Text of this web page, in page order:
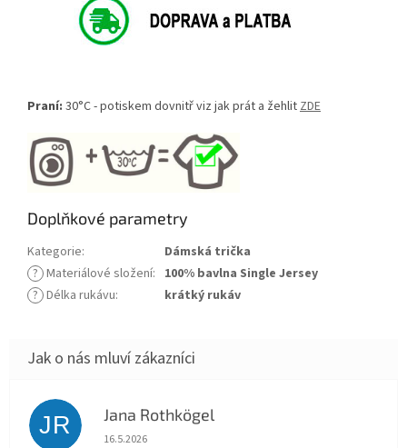
Praní: 30°C - potiskem dovnitř viz jak prát a žehlitZDE
Doplňkové parametry
Kategorie:
Dámská trička
? Materiálové složení: 100% bavlna Single Jersey
? Délka rukávu: krátký rukáv
JR Jana Rothkögel
Hodnocení obchodu je 5 z 5 hvězdiček.
16.5.2026